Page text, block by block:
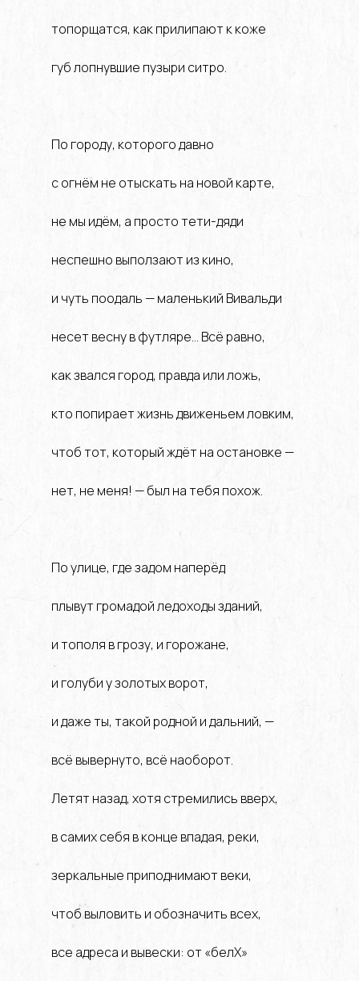
топорщатся, как прилипают к коже
губ лопнувшие пузыри ситро.
По городу, которого давно
с огнём не отыскать на новой карте,
не мы идём, а просто тети-дяди
неспешно выползают из кино,
и чуть поодаль — маленький Вивальди
несет весну в футляре… Всё равно,
как звался город, правда или ложь,
кто попирает жизнь движеньем ловким,
чтоб тот, который ждёт на остановке —
нет, не меня! — был на тебя похож.
По улице, где задом наперёд
плывут громадой ледоходы зданий,
и тополя в грозу, и горожане,
и голуби у золотых ворот,
и даже ты, такой родной и дальний, —
всё вывернуто, всё наоборот.
Летят назад, хотя стремились вверх,
в самих себя в конце впадая, реки,
зеркальные приподнимают веки,
чтоб выловить и обозначить всех,
все адреса и вывески: от «белХ»